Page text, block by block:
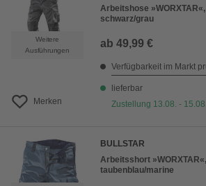
Weitere
Ausführungen
Merken
Arbeitshose
schwarz/grau
ab 49,99 €
Verfügbarkeit im Markt
lieferbar
Zustellung 13.08. - 15.08.
BULLSTAR
Arbeitsshort
taubenblau/marine